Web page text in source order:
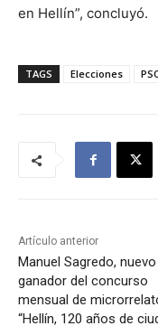
en Hellín”, concluyó.
TAGS Elecciones
Artículo anterior
Manuel Sagredo, nuevo
ganador del concurso
mensual de
“Hellín, 120 años de